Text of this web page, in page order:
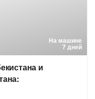
На машине
7 дней
и